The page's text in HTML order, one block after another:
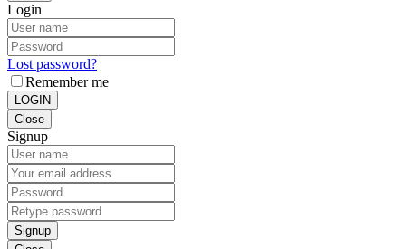
Login
Lost password?
Remember me
LOGIN
Close
Signup
Signup